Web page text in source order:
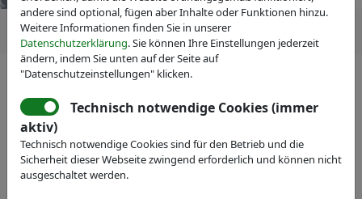
IVAM Fachverband für Mikrotechnik
Technologische Expertise für
maßgeschneiderte Lösungen
andere sind optional, fügen aber Inhalte oder Funktionen hinzu.
Weitere Informationen finden Sie in unserer
Datenschutzerklärung. Sie können Ihre Einstellungen jederzeit
ändern, indem Sie unten auf der Seite auf
"Datenschutzeinstellungen" klicken.
Technisch notwendige Cookies (immer
aktiv)
Technisch notwendige Cookies sind für den Betrieb und die
Sicherheit dieser Webseite zwingend erforderlich und können nicht
ausgeschaltet werden.